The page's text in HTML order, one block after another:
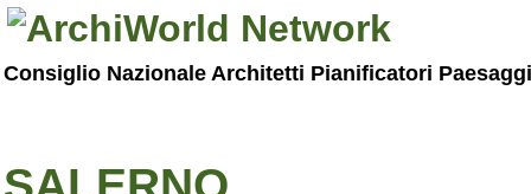
Consiglio Nazionale Architetti Pianificatori